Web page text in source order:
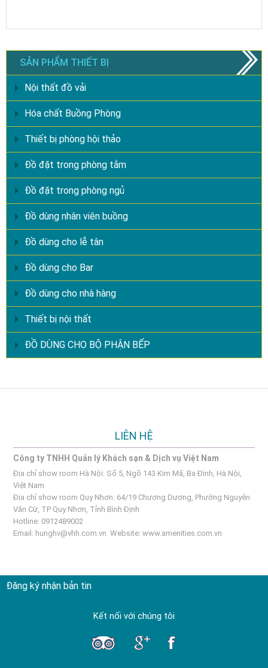
SẢN PHẨM THIẾT BỊ
Nội thất đồ vải
Hóa chất Buồng Phòng
Thiết bị phòng hội thảo
Đồ đặt trong phòng tắm
Đồ đặt trong phòng ngủ
Đồ dùng nhân viên buồng
Đồ dùng cho lễ tân
Đồ dùng cho Bar
Đồ dùng cho nhà hàng
Thiết bị nội thất
ĐỒ DÙNG CHO BỘ PHẬN BẾP
LIÊN HỆ
Công ty TNHH Quản lý Khách sạn & Dịch vụ Việt Nam
Địa chỉ show room Hà Nội: Số 5, Ngõ 143 Kim Mã, Ba Đình, Hà Nội,
Việt Nam
Địa chỉ show room Quy Nhơn: 64/19 Chương Dương, Phường Nguyên
Văn Cừ, TP Quy Nhơn, Tỉnh Bình Định
Hotline: 0912489002
Email: hunghv@vhh.com.vn Website:www.amenities.com.vn
Đăng ký nhận bản tin
Kết nối với chúng tôi